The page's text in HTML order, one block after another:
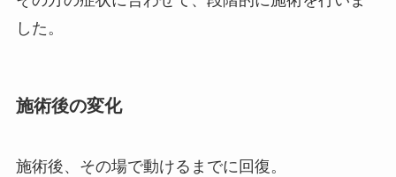
した。
施術後の変化
施術後、その場で動けるまでに回復。